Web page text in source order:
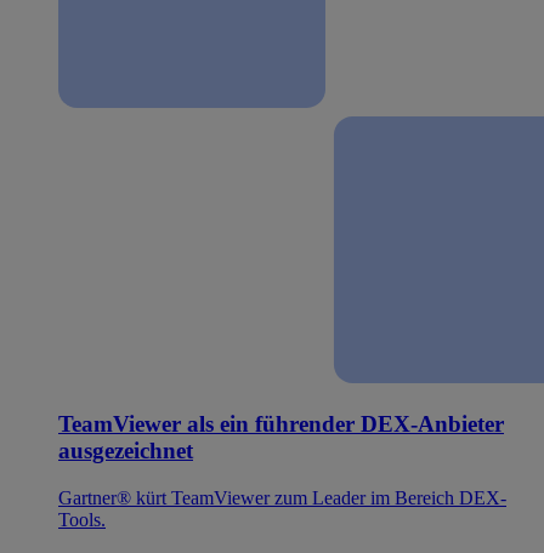
TeamViewer als ein führender DEX-Anbieter
ausgezeichnet
Gartner® kürt TeamViewer zum Leader im Bereich DEX-
Tools.